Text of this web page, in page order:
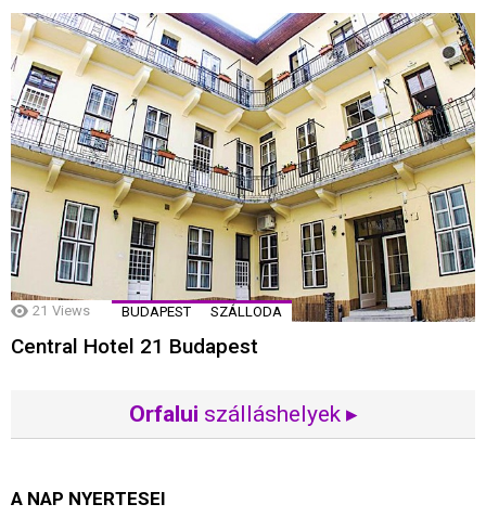
21 Views BUDAPEST SZÁLLODA
Central Hotel 21 Budapest
Orfalui szálláshelyek ▸
A NAP NYERTESEI